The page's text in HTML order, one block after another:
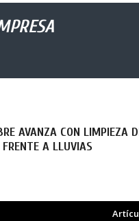
AVANZA CON LIMPIEZA
FRENTE A LLUVIAS